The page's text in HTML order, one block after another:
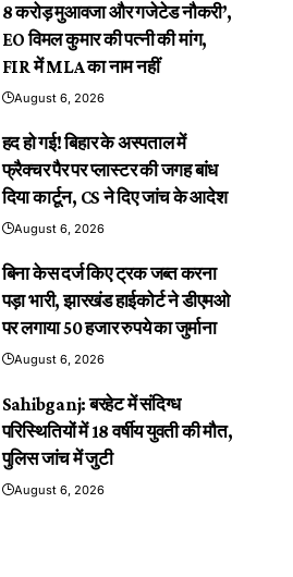
8 करोड़ मुआवजा और गजेटेड नौकरी’,
EO विमल कुमार की पत्नी की मांग,
FIR में MLA का नाम नहीं
August 6, 2026
हद हो गई! बिहार के अस्पताल में
फ्रैक्चर पैर पर प्लास्टर की जगह बांध
दिया कार्टून, CS ने दिए जांच के आदेश
August 6, 2026
बिना केस दर्ज किए ट्रक जब्त करना
पड़ा भारी, झारखंड हाईकोर्ट ने डीएमओ
पर लगाया 50 हजार रुपये का जुर्माना
August 6, 2026
Sahibganj: बरहेट में संदिग्ध
परिस्थितियों में 18 वर्षीय युवती की मौत,
पुलिस जांच में जुटी
August 6, 2026